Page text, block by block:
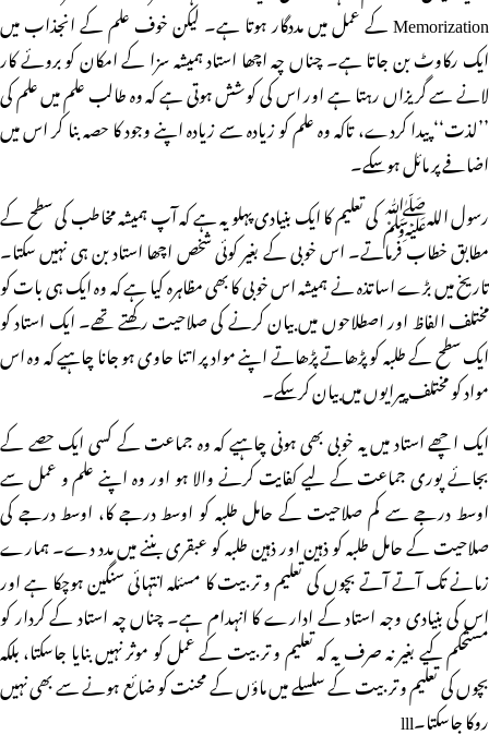
Memorization کے عمل میں مددگار ہوتا ہے۔ لیکن خوف علم کے انجذاب میں
ایک رکاوٹ بن جاتا ہے۔ چناں چہ اچھا استاد ہمیشہ سزا کے امکان کو بروئے کار
لانے سے گریزاں رہتا ہے اور اس کی کوشش ہوتی ہے کہ وہ طالب علم میں علم کی
’’لذت‘‘ پیدا کردے، تاکہ وہ علم کو زیادہ سے زیادہ اپنے وجود کا حصہ بنا کر اس میں
اضافے پر مائل ہوسکے۔
رسول اللہﷺ کی تعلیم کا ایک بنیادی پہلو یہ ہے کہ آپ ہمیشہ مخاطب کی سطح کے
مطابق خطاب فرماتے۔ اس خوبی کے بغیر کوئی شخص اچھا استاد بن ہی نہیں سکتا۔
تاریخ میں بڑے اساتذہ نے ہمیشہ اس خوبی کا بھی مظاہرہ کیا ہے کہ وہ ایک ہی بات کو
مختلف الفاظ اور اصطلاحوں میں بیان کرنے کی صلاحیت رکھتے تھے۔ ایک استاد کو
ایک سطح کے طلبہ کو پڑھاتے پڑھاتے اپنے مواد پر اتنا حاوی ہو جانا چاہیے کہ وہ اس
مواد کو مختلف پیرایوں میں بیان کرسکے۔
ایک اچھے استاد میں یہ خوبی بھی ہونی چاہیے کہ وہ جماعت کے کسی ایک حصے کے
بجائے پوری جماعت کے لیے کفایت کرنے والا ہو اور وہ اپنے علم و عمل سے
اوسط درجے سے کم صلاحیت کے حامل طلبہ کو اوسط درجے کا، اوسط درجے کی
صلاحیت کے حامل طلبہ کو ذہین اور ذہین طلبہ کو عبقری بننے میں مدد دے۔ ہمارے
زمانے تک آتے آتے بچوں کی تعلیم و تربیت کا مسئلہ انتہائی سنگین ہوچکا ہے اور
اس کی بنیادی وجہ استاد کے ادارے کا انہدام ہے۔ چناں چہ استاد کے کردار کو
مستحکم کیے بغیر نہ صرف یہ کہ تعلیم و تربیت کے عمل کو موثر نہیں بنایا جاسکتا، بلکہ
بچوں کی تعلیم و تربیت کے سلسلے میں ماؤں کے محنت کو ضائع ہونے سے بھی نہیں
روکا جاسکتا۔lll